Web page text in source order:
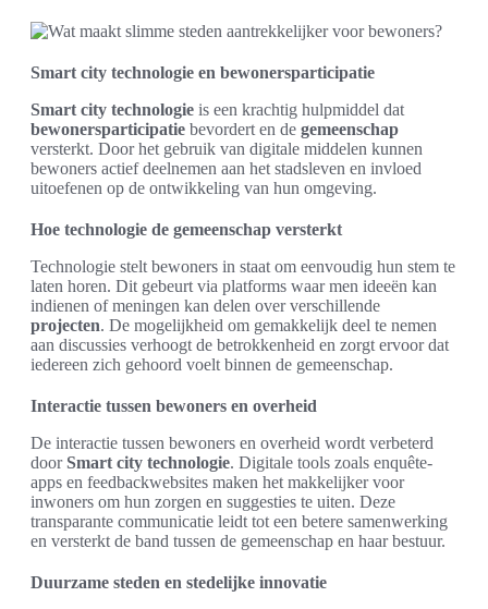
Smart city technologie en bewonersparticipatie
Smart city technologie is een krachtig hulpmiddel dat
bewonersparticipatie bevordert en de gemeenschap
versterkt. Door het gebruik van digitale middelen kunnen
bewoners actief deelnemen aan het stadsleven en invloed
uitoefenen op de ontwikkeling van hun omgeving.
Hoe technologie de gemeenschap versterkt
Technologie stelt bewoners in staat om eenvoudig hun stem te
laten horen. Dit gebeurt via platforms waar men ideeën kan
indienen of meningen kan delen over verschillende
projecten. De mogelijkheid om gemakkelijk deel te nemen
aan discussies verhoogt de betrokkenheid en zorgt ervoor dat
iedereen zich gehoord voelt binnen de gemeenschap.
Interactie tussen bewoners en overheid
De interactie tussen bewoners en overheid wordt verbeterd
doorSmart city technologie. Digitale tools zoals enquête-
apps en feedbackwebsites maken het makkelijker voor
inwoners om hun zorgen en suggesties te uiten. Deze
transparante communicatie leidt tot een betere samenwerking
en versterkt de band tussen de gemeenschap en haar bestuur.
Duurzame steden en stedelijke innovatie